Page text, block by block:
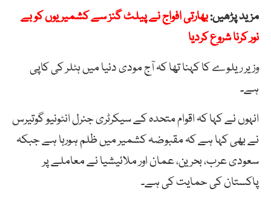
مزید پڑھیں:بھارتی افواج نے پیلٹ گنز سے کشمیریوں کو بے
نور کرنا شروع کردیا
وزیر ریلوے کا کہنا تھا کہ آج مودی دنیا میں ہٹلر کی کاپی
ہے۔
انہوں نے کہا کہ اقوام متحدہ کے سیکرٹری جنرل انٹونیو گوتیرس
نے بھی کہا ہے کہ مقبوضہ کشمیر میں ظلم ہورہا ہے جبکہ
سعودی عرب، بحرین، عمان اور ملائیشیا نے معاملے پر
پاکستان کی حمایت کی ہے۔